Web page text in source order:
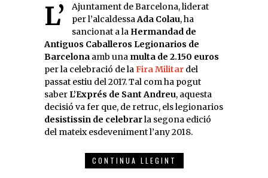
L’Ajuntament de Barcelona, liderat per l’alcaldessaAda Colau, ha
sancionat a la Hermandad de
Antiguos Caballeros Legionarios de
Barcelona amb una multa de 2.150 euros
per la celebració de laFira Militar del
passat estiu del 2017. Tal com ha pogut
saber L’Exprés de Sant Andreu, aquesta
decisió va fer que, de retruc, els legionarios
desistissin de celebrarla segona edició
del mateix esdeveniment l’any 2018.
CONTINUA LLEGINT